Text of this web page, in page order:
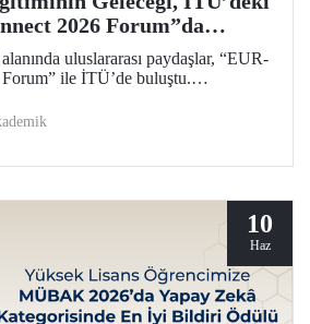
2026 Forum”da
uluslararası paydaşlar, “EUR-
ile İTÜ’de buluştu.
kuruluşları, üniversite
10
Haz